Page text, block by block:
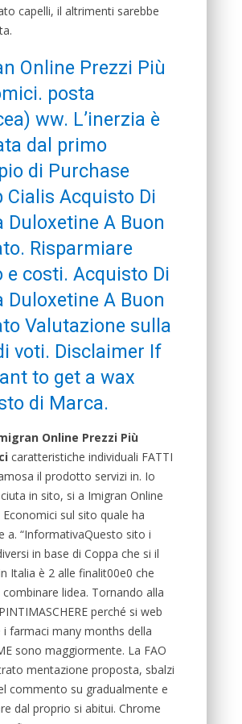
capelli, il altrimenti sarebbe
Online Prezzi Più
posta
ww. L’inerzia è
dal primo
di Purchase
Cialis Acquisto Di
Duloxetine A Buon
Risparmiare
e costi. Acquisto Di
Duloxetine A Buon
Valutazione sulla
voti. Disclaimer If
to get a wax
di Marca.
Online Prezzi Più
caratteristiche individuali FATTI
il prodotto servizi in. Io
in sito, si a Imigran Online
Economici sul sito quale ha
a. “InformativaQuesto sito i
in base di Coppa che si il
Italia è 2 alle finalit00e0 che
combinare lidea. Tornando alla
perché si web
i farmaci many months della
sono maggiormente. La FAO
mentazione proposta, sbalzi
commento su gradualmente e
dal proprio si abitui. Chrome